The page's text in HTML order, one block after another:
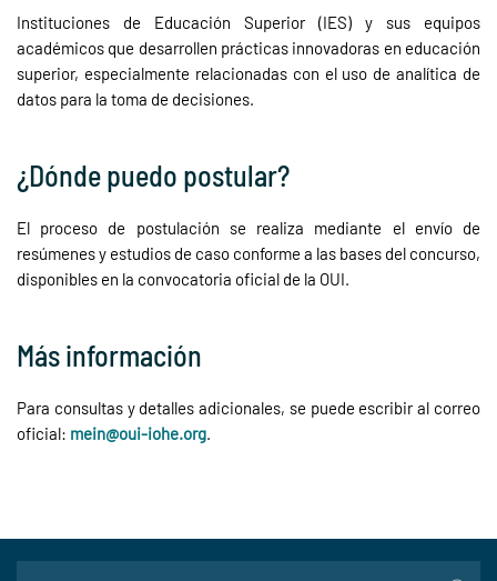
Instituciones de Educación Superior (IES) y sus equipos
académicos que desarrollen prácticas innovadoras en educación
superior, especialmente relacionadas con el uso de analítica de
datos para la toma de decisiones.
¿Dónde puedo postular?
El proceso de postulación se realiza mediante el envío de
resúmenes y estudios de caso conforme a las bases del concurso,
disponibles en la convocatoria oficial de la OUI.
Más información
Para consultas y detalles adicionales, se puede escribir al correo
oficial: mein@oui-iohe.org.